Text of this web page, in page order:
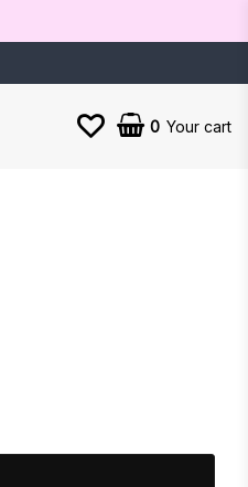
0 Your cart